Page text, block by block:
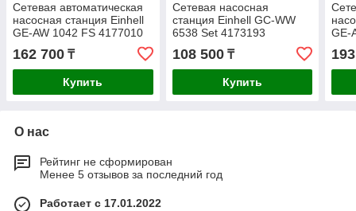
Сетевая автоматическая
насосная станция Einhell
GE-AW 1042 FS 4177010
162 700 ₸
Купить
Сетевая насосная
станция Einhell GC-WW
6538 Set 4173193
108 500₸
Купить
GE-
О нас
Рейтинг не сформирован
Менее 5 отзывов за последний год
Работает с 17.01.2022